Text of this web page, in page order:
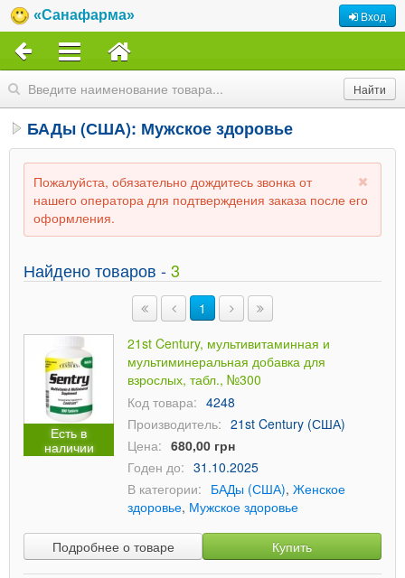
«Санафарма» Вход
БАДы (США): Мужское здоровье
Пожалуйста, обязательно дождитесь звонка от
нашего оператора для подтверждения заказа после его
оформления.
Найдено товаров -3
1
Есть в
наличии
21st Century, мультивитаминная и
мультиминеральная добавка для
взрослых, табл., №300
Код товара: 4248
Производитель: 21st Century (США)
Цена: 680,00 грн
Годен до: 31.10.2025
В категории: БАДы (США), Женское
здоровье, Мужское здоровье
Подробнее о товаре Купить